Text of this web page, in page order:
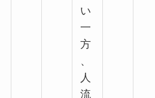
い
一
方
、
人
流